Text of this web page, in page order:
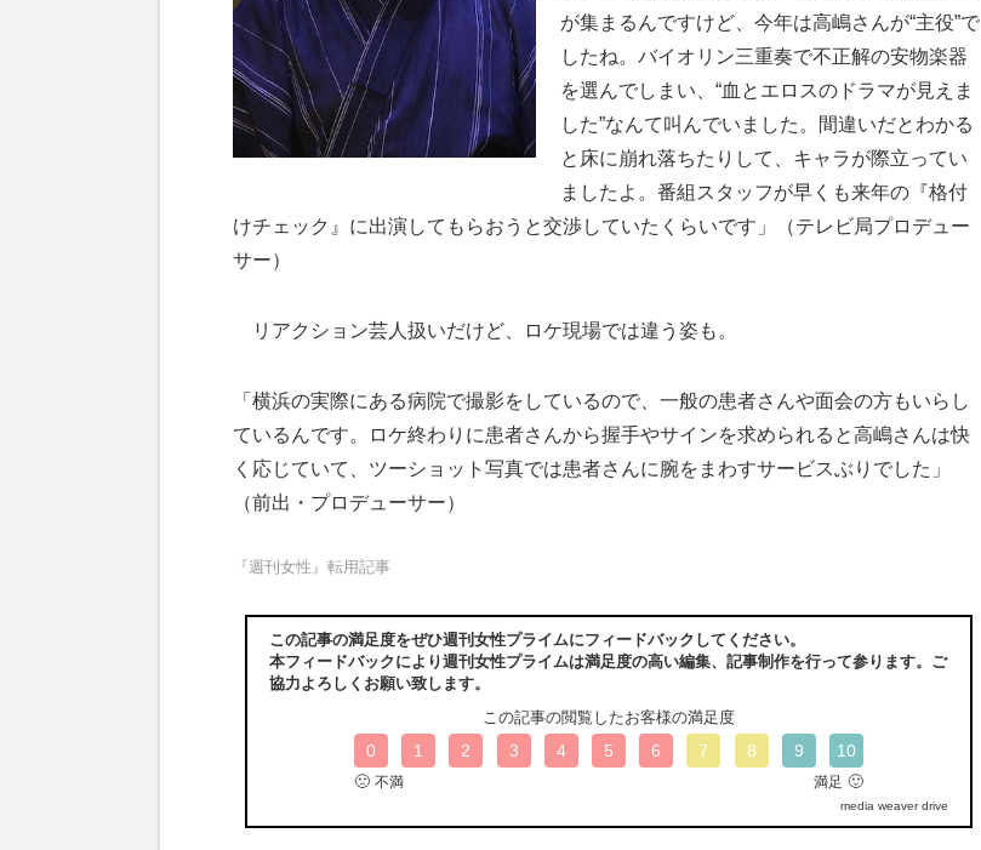
が集まるんですけど、今年は高嶋さんが“主役”で
したね。バイオリン三重奏で不正解の安物楽器
を選んでしまい、“血とエロスのドラマが見えま
した”なんて叫んでいました。間違いだとわかる
と床に崩れ落ちたりして、キャラが際立ってい
ましたよ。番組スタッフが早くも来年の『格付
けチェック』に出演してもらおうと交渉していたくらいです」（テレビ局プロデュー
サー）
リアクション芸人扱いだけど、ロケ現場では違う姿も。
「横浜の実際にある病院で撮影をしているので、一般の患者さんや面会の方もいらし
ているんです。ロケ終わりに患者さんから握手やサインを求められると高嶋さんは快
く応じていて、ツーショット写真では患者さんに腕をまわすサービスぶりでした」
（前出・プロデューサー）
『週刊女性』転用記事
この記事の満足度をぜひ週刊女性プライムにフィードバックしてください。
本フィードバックにより週刊女性プライムは満足度の高い編集、記事制作を行って参ります。ご
協力よろしくお願い致します。
この記事の閲覧したお客様の満足度
0 1 2 3 4 5 6 7 8 9 10
🙁 不満 満足 🙂
media weaver drive